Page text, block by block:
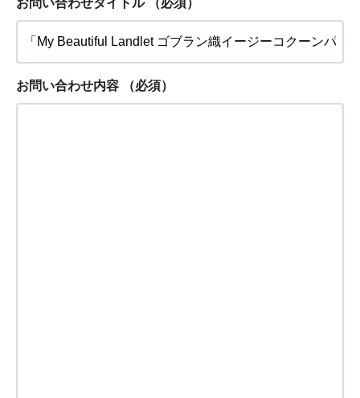
お問い合わせタイトル （必須）
お問い合わせ内容 （必須）